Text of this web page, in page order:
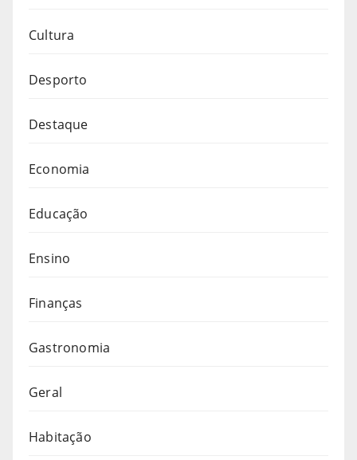
Cultura
Desporto
Destaque
Economia
Educação
Ensino
Finanças
Gastronomia
Geral
Habitação